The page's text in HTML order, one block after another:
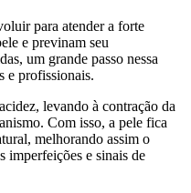
para atender a forte
e previnam seu
um grande passo nessa
e profissionais.
levando à contração da
Com isso, a pele fica
melhorando assim o
imperfeições e sinais de